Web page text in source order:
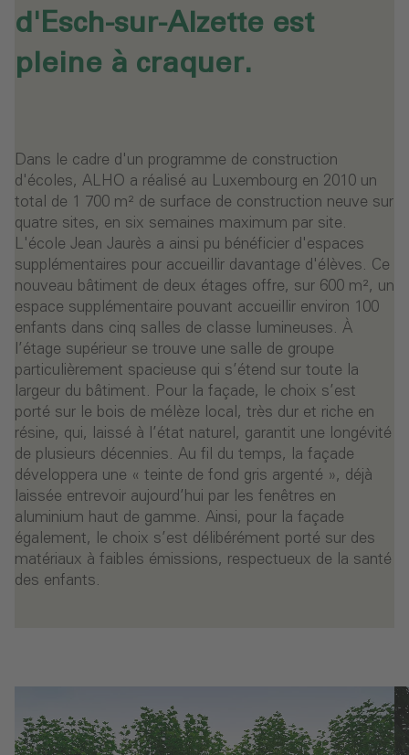
d'Esch-sur-Alzette est
pleine à craquer.
Dans le cadre d'un programme de construction
d'écoles, ALHO a réalisé au Luxembourg en 2010 un
total de 1 700 m² de surface de construction neuve sur
quatre sites, en six semaines maximum par site.
L'école Jean Jaurès a ainsi pu bénéficier d'espaces
supplémentaires pour accueillir davantage d'élèves. Ce
nouveau bâtiment de deux étages offre, sur 600 m², un
espace supplémentaire pouvant accueillir environ 100
enfants dans cinq salles de classe lumineuses. À
l’étage supérieur se trouve une salle de groupe
particulièrement spacieuse qui s’étend sur toute la
largeur du bâtiment. Pour la façade, le choix s’est
porté sur le bois de mélèze local, très dur et riche en
résine, qui, laissé à l’état naturel, garantit une longévité
de plusieurs décennies. Au fil du temps, la façade
développera une « teinte de fond gris argenté », déjà
laissée entrevoir aujourd’hui par les fenêtres en
aluminium haut de gamme. Ainsi, pour la façade
également, le choix s’est délibérément porté sur des
matériaux à faibles émissions, respectueux de la santé
des enfants.